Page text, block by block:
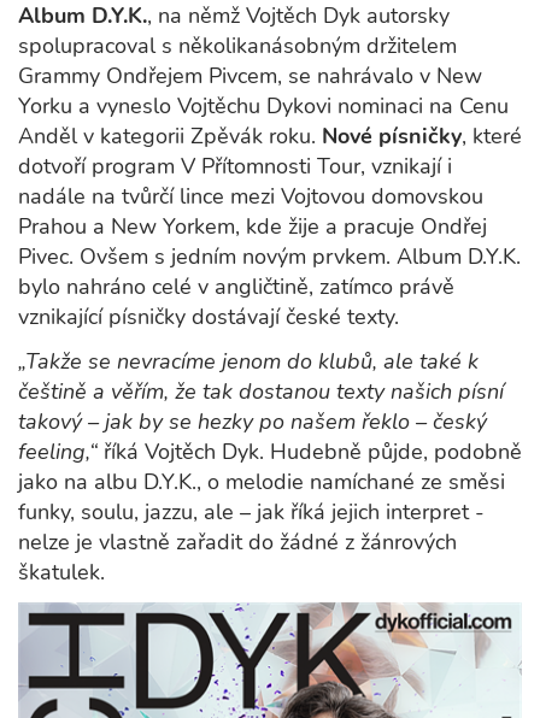
Album D.Y.K., na němž Vojtěch Dyk autorsky
spolupracoval s několikanásobným držitelem
Grammy Ondřejem Pivcem, se nahrávalo v New
Yorku a vyneslo Vojtěchu Dykovi nominaci na Cenu
Anděl v kategorii Zpěvák roku. Nové písničky, které
dotvoří program V Přítomnosti Tour, vznikají i
nadále na tvůrčí lince mezi Vojtovou domovskou
Prahou a New Yorkem, kde žije a pracuje Ondřej
Pivec. Ovšem s jedním novým prvkem. Album D.Y.K.
bylo nahráno celé v angličtině, zatímco právě
vznikající písničky dostávají české texty.
„Takže se nevracíme jenom do klubů, ale také k
češtině a věřím, že tak dostanou texty našich písní
takový – jak by se hezky po našem řeklo – český
feeling,“ říká Vojtěch Dyk. Hudebně půjde, podobně
jako na albu D.Y.K., o melodie namíchané ze směsi
funky, soulu, jazzu, ale – jak říká jejich interpret -
nelze je vlastně zařadit do žádné z žánrových
škatulek.